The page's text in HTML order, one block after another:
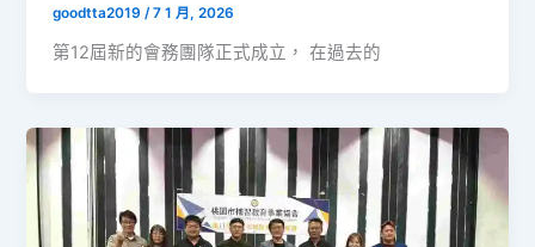
goodtta2019/7 1 月, 2026
第12屆新的會務團隊正式成立， 在過去的